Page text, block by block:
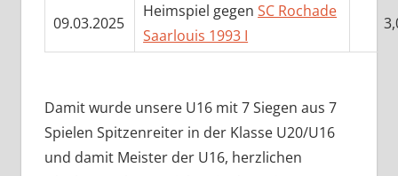
09.03.2025
Heimspiel gegenSC Rochade
Saarlouis 1993 I
Damit wurde unsere U16 mit 7 Siegen aus 7
Spielen Spitzenreiter in der Klasse U20/U16
und damit Meister der U16, herzlichen